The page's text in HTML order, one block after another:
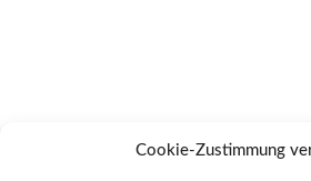
Cookie-Zustimmung